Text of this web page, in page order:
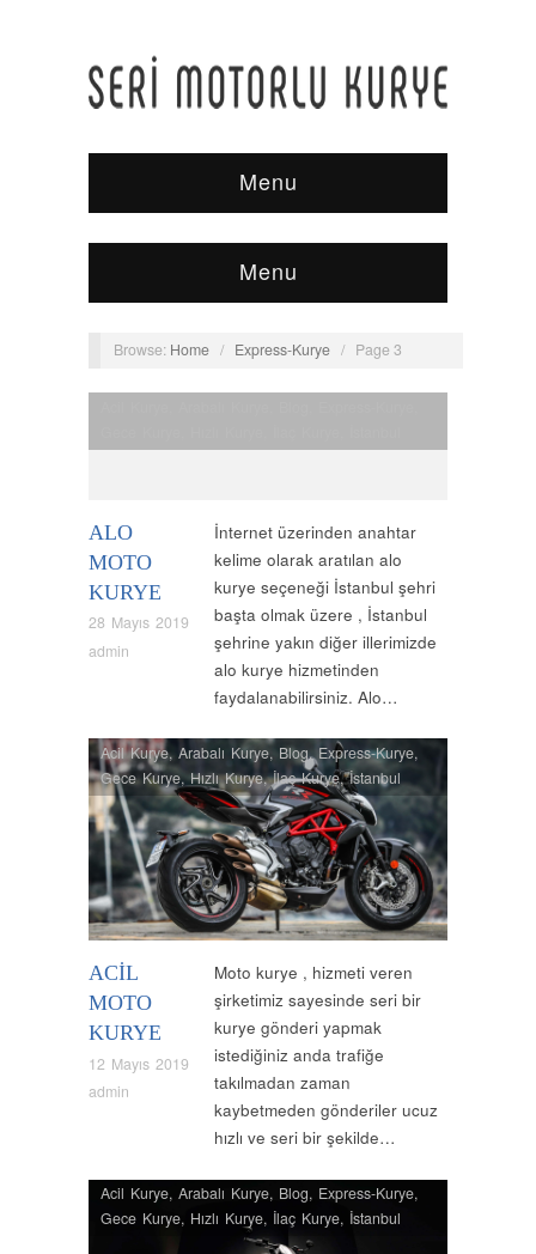
Menu
Menu
Browse: Home / Express-Kurye / Page 3
ALO
MOTO
KURYE
28 Mayıs 2019
admin
Kurye,İstanbul Moto Kurye,Kurye,Moto Kurye,
İnternet üzerinden anahtar
kelime olarak aratılan alo
kurye seçeneği İstanbul şehri
başta olmak üzere , İstanbul
şehrine yakın diğer illerimizde
alo kurye hizmetinden
faydalanabilirsiniz. Alo…
ACIL
MOTO
KURYE
12 Mayıs 2019
admin
Acil Kurye,Arabalı Kurye, Blog, Express-Kurye,
Gece Kurye,Hızlı Kurye,İlaç Kurye,İstanbul
Kurye , İstanbul Moto Kurye,Kurye,Moto Kurye ,
Nöbetçi Kurye,Normal Kurye,Uçak Kurye,
Vip
Kurye
Moto kurye , hizmeti veren
şirketimiz sayesinde seri bir
kurye gönderi yapmak
istediğiniz anda trafiğe
takılmadan zaman
kaybetmeden gönderiler ucuz
hızlı ve seri bir şekilde…
Acil Kurye, Arabalı Kurye, Blog, Express-Kurye,
Gece Kurye, Hızlı Kurye, İlaç Kurye, İstanbul
İstanbul Moto Kurye,Kurye